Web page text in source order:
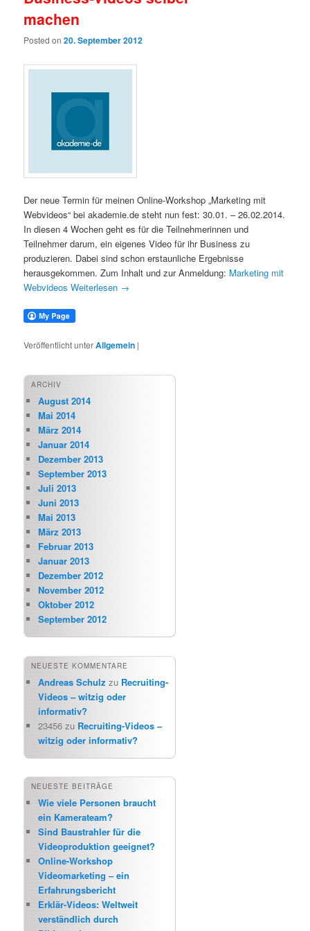
machen
Posted on20. September 2012
Der neue Termin für meinen Online-Workshop „Marketing mit
Webvideos“ bei akademie.de steht nun fest: 30.01. – 26.02.2014.
In diesen 4 Wochen geht es für die Teilnehmerinnen und
Teilnehmer darum, ein eigenes Video für ihr Business zu
produzieren. Dabei sind schon erstaunliche Ergebnisse
herausgekommen. Zum Inhalt und zur Anmeldung: Marketing mit
Webvideos Weiterlesen →
Veröffentlicht unterAllgemein |
ARCHIV
August 2014
Mai 2014
März 2014
Januar 2014
Dezember 2013
September 2013
Juli 2013
Juni 2013
Mai 2013
März 2013
Februar 2013
Januar 2013
Dezember 2012
November 2012
Oktober 2012
September 2012
NEUESTE KOMMENTARE
Andreas Schulz zu Recruiting-
Videos – witzig oder
informativ?
23456 zu Recruiting-Videos –
witzig oder informativ?
NEUESTE BEITRÄGE
Wie viele Personen braucht
ein Kamerateam?
Sind Baustrahler für die
Videoproduktion geeignet?
Online-Workshop
Videomarketing – ein
Erfahrungsbericht
Erklär-Videos: Weltweit
verständlich durch